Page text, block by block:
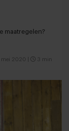
maatregelen?
mei 2020 3 min